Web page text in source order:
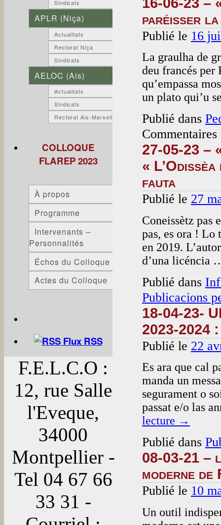
paréisser
Publié le 16
La graulha de
deu francés per
qu’empassa
un plato qui’u
Publié dans
Commentaires
27-05-23 –
«
fauta
Publié le 27
Coneissètz pas
pas, es ora ! Lo
en 2019.
d’una licéncia
Publié dans
Publicacions
18-04-23-
2023-2024
Publié le 22
Es ara que cal
manda un
segurament o
passat e/o las
lecture →
Publié dans
08-03-21 –
moderne
Publié le 10
Un outil
Sindicats
APLR (Niça)
Actualitats
Rectorat Niça
Sindicats
AELOC (Ais)
Actualitats
Sindicats
Rectorat Ais-Marselha
COLLOQUE
FLAREP 2023
À propos
Programme
Intervenants –
Personnalités
Échos du Colloque
Actes du Colloque
Flux RSS
F.E.L.C.O :
12, rue Salle
l'Eveque,
34000
Montpellier -
Tel 04 67 66
33 31 -